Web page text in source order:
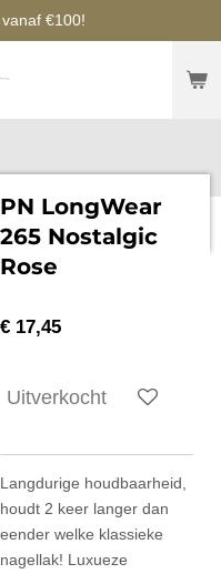
€100!
PN LongWear
265 Nostalgic
Rose
€ 17,45
Uitverkocht
Langdurige houdbaarheid,
houdt 2 keer langer dan
eender welke klassieke
nagellak! Luxueze